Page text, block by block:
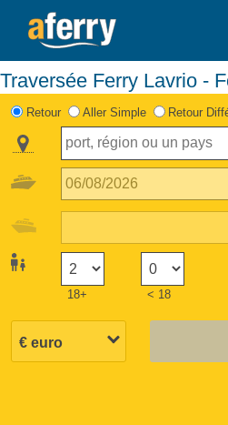
Traversée Ferry Lavrio -
Retour Aller Simple Retour
18+ < 18